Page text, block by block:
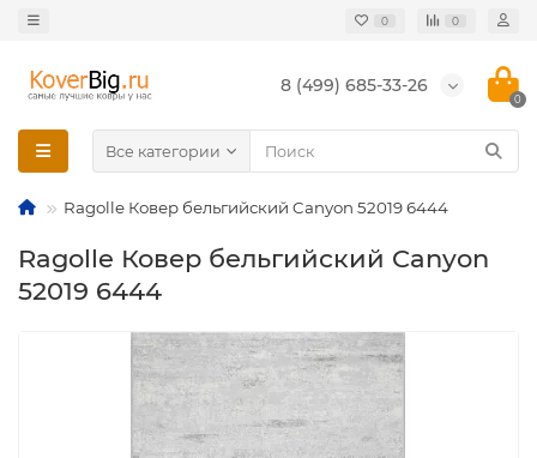
0 0
8 (499) 685-33-26
0
Все категории
Ragolle Ковер бельгийский Canyon 52019 6444
Ragolle Ковер бельгийский Canyon
52019 6444